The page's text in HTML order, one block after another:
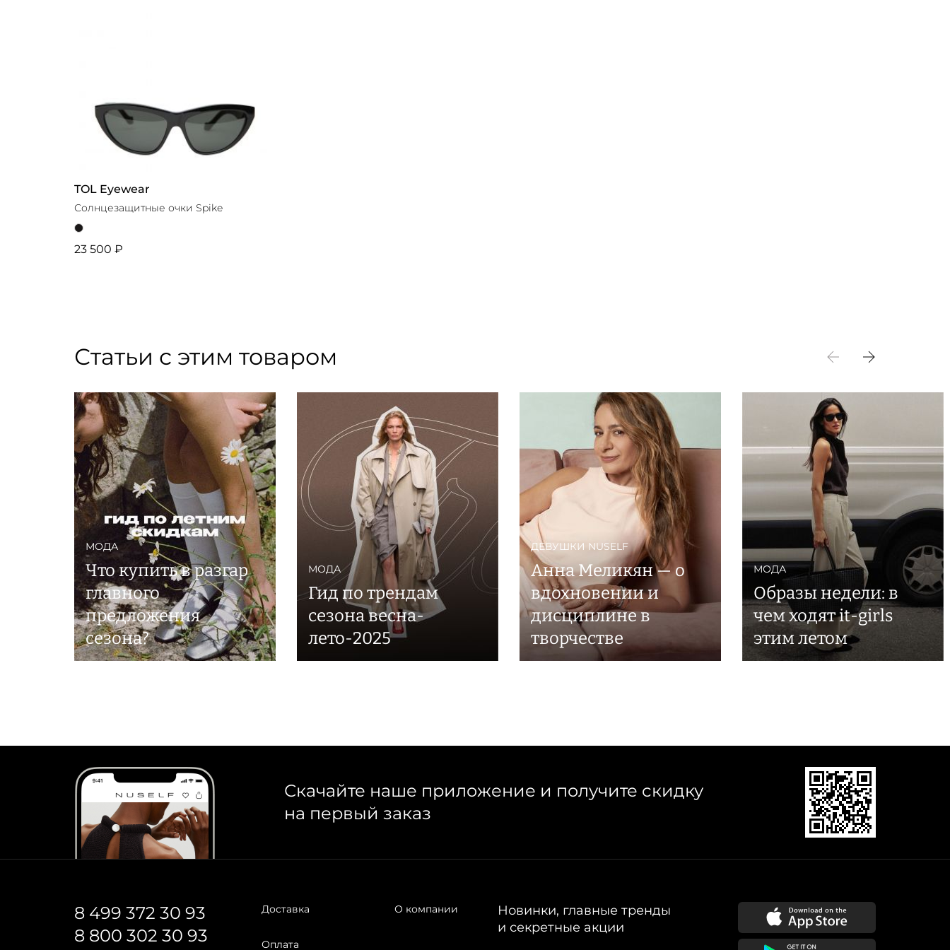
TOL Eyewear
Солнцезащитные очки Spike
23 500 ₽
Статьи с этим товаром
МОДА
Что купить в разгар
главного
предложения
сезона?
МОДА
Гид по трендам
сезона весна-
лето-2025
ДЕВУШКИ NUSELF
Анна Меликян — о
вдохновении и
дисциплине в
творчестве
МОДА
Образы недели: в
чем ходят it-girls
этим летом
Скачайте наше приложение и получите скидку
на первый заказ
8 499 372 30 93
8 800 302 30 93
Доставка
Оплата
О компании
Новинки, главные тренды
и секретные акции